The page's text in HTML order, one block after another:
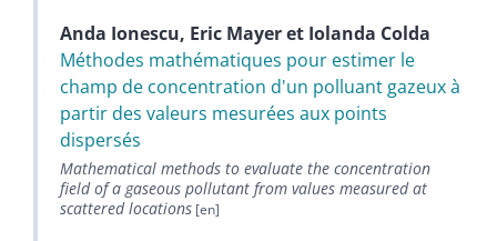
Anda Ionescu, Eric Mayeret Iolanda Colda
Méthodes mathématiques pour estimer le
champ de concentration d'un polluant gazeux à
partir des valeurs mesurées aux points
dispersés
Mathematical methods to evaluate the concentration
field of a gaseous pollutant from values measured at
scattered locations